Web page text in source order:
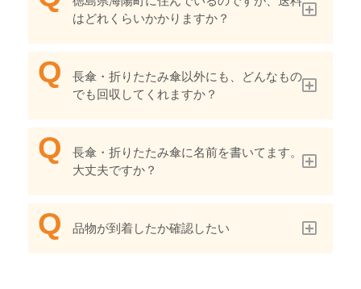
はどれくらいかかりますか？
長傘・折りたたみ傘以外にも、どんなもの
でも回収してくれますか？
長傘・折りたたみ傘に名前を書いてます。
大丈夫ですか？
品物が到着したか確認したい